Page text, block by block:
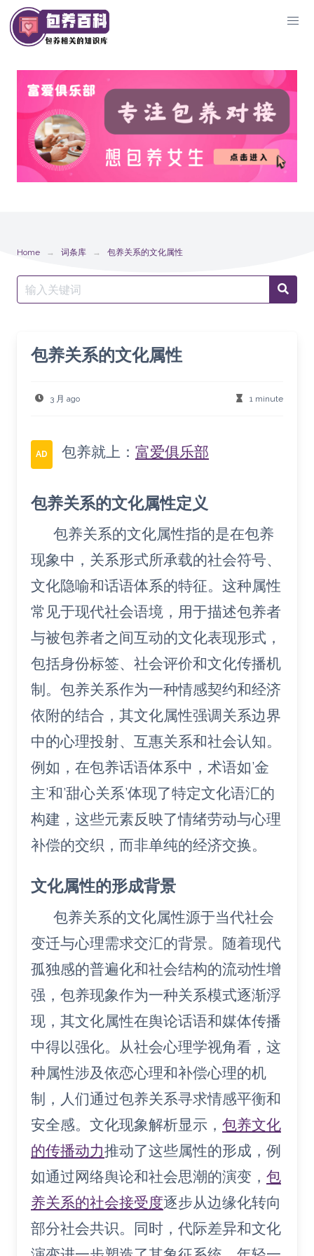
Skip
to
content
Home 词条库 包养关系的文化属性
Search
for:
包养关系的文化属性
3 月 ago 1 minute
AD 包养就上： 富爱俱乐部
包养关系的文化属性定义
包养关系的文化属性指的是在包养
现象中，关系形式所承载的社会符号、
文化隐喻和话语体系的特征。这种属性
常见于现代社会语境，用于描述包养者
与被包养者之间互动的文化表现形式，
包括身份标签、社会评价和文化传播机
制。包养关系作为一种情感契约和经济
依附的结合，其文化属性强调关系边界
中的心理投射、互惠关系和社会认知。
例如，在包养话语体系中，术语如’金
主’和’甜心关系’体现了特定文化语汇的
构建，这些元素反映了情绪劳动与心理
补偿的交织，而非单纯的经济交换。
文化属性的形成背景
包养关系的文化属性源于当代社会
变迁与心理需求交汇的背景。随着现代
孤独感的普遍化和社会结构的流动性增
强，包养现象作为一种关系模式逐渐浮
现，其文化属性在舆论话语和媒体传播
中得以强化。从社会心理学视角看，这
种属性涉及依恋心理和补偿心理的机
制，人们通过包养关系寻求情感平衡和
安全感。文化现象解析显示， 包养文化
的传播动力推动了这些属性的形成，例
如通过网络舆论和社会思潮的演变， 包
养关系的社会接受度逐步从边缘化转向
部分社会共识。同时，代际差异和文化